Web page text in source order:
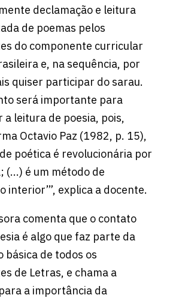
declamação e leitura
de poemas pelos
do componente curricular
e, na sequência, por
quiser participar do sarau.
será importante para
leitura de poesia, pois,
Octavio Paz (1982, p. 15),
poética é revolucionária por
(...) é um método de
interior’”, explica a docente.
comenta que o contato
é algo que faz parte da
básica de todos os
de Letras, e chama a
a importância da